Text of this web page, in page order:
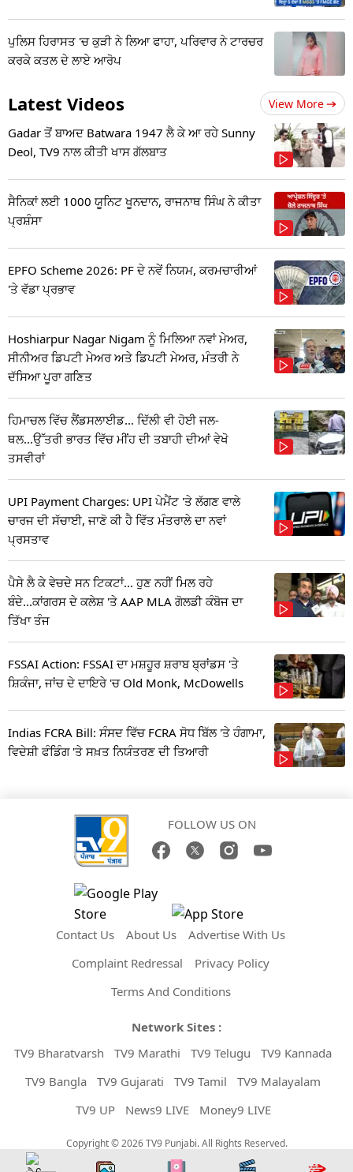
ਪੁਲਿਸ ਹਿਰਾਸਤ 'ਚ ਕੁੜੀ ਨੇ ਲਿਆ ਫਾਹਾ, ਪਰਿਵਾਰ ਨੇ ਟਾਰਚਰ
ਕਰਕੇ ਕਤਲ ਦੇ ਲਾਏ ਆਰੋਪ
Latest Videos View More
Gadar ਤੋਂ ਬਾਅਦ Batwara 1947 ਲੈ ਕੇ ਆ ਰਹੇ Sunny
Deol, TV9 ਨਾਲ ਕੀਤੀ ਖਾਸ ਗੱਲਬਾਤ
ਸੈਨਿਕਾਂ ਲਈ 1000 ਯੂਨਿਟ ਖੂਨਦਾਨ, ਰਾਜਨਾਥ ਸਿੰਘ ਨੇ ਕੀਤਾ
ਪ੍ਰਸ਼ੰਸਾ
EPFO Scheme 2026: PF ਦੇ ਨਵੇਂ ਨਿਯਮ, ਕਰਮਚਾਰੀਆਂ
'ਤੇ ਵੱਡਾ ਪ੍ਰਭਾਵ
Hoshiarpur Nagar Nigam ਨੂੰ ਮਿਲਿਆ ਨਵਾਂ ਮੇਅਰ,
ਸੀਨੀਅਰ ਡਿਪਟੀ ਮੇਅਰ ਅਤੇ ਡਿਪਟੀ ਮੇਅਰ, ਮੰਤਰੀ ਨੇ
ਦੱਸਿਆ ਪੂਰਾ ਗਣਿਤ
ਹਿਮਾਚਲ ਵਿੱਚ ਲੈਂਡਸਲਾਈਡ... ਦਿੱਲੀ ਵੀ ਹੋਈ ਜਲ-
ਥਲ...ਉੱਤਰੀ ਭਾਰਤ ਵਿੱਚ ਮੀਂਹ ਦੀ ਤਬਾਹੀ ਦੀਆਂ ਵੇਖੋ
ਤਸਵੀਰਾਂ
UPI Payment Charges: UPI ਪੇਮੈਂਟ 'ਤੇ ਲੱਗਣ ਵਾਲੇ
ਚਾਰਜ ਦੀ ਸੱਚਾਈ, ਜਾਣੋ ਕੀ ਹੈ ਵਿੱਤ ਮੰਤਰਾਲੇ ਦਾ ਨਵਾਂ
ਪ੍ਰਸਤਾਵ
ਪੈਸੇ ਲੈ ਕੇ ਵੇਚਦੇ ਸਨ ਟਿਕਟਾਂ... ਹੁਣ ਨਹੀਂ ਮਿਲ ਰਹੇ
ਬੰਦੇ...ਕਾਂਗਰਸ ਦੇ ਕਲੇਸ਼ 'ਤੇ AAP MLA ਗੋਲਡੀ ਕੰਬੋਜ ਦਾ
ਤਿੱਖਾ ਤੰਜ
FSSAI Action: FSSAI ਦਾ ਮਸ਼ਹੂਰ ਸ਼ਰਾਬ ਬ੍ਰਾਂਡਸ 'ਤੇ
ਸ਼ਿਕੰਜਾ, ਜਾਂਚ ਦੇ ਦਾਇਰੇ 'ਚ Old Monk, McDowells
Indias FCRA Bill: ਸੰਸਦ ਵਿੱਚ FCRA ਸੋਧ ਬਿੱਲ 'ਤੇ ਹੰਗਾਮਾ,
ਵਿਦੇਸ਼ੀ ਫੰਡਿੰਗ 'ਤੇ ਸਖ਼ਤ ਨਿਯੰਤਰਣ ਦੀ ਤਿਆਰੀ
FOLLOW US ON
Contact Us About Us
Advertise With Us
Complaint Redressal
Privacy Policy
Terms And Conditions
Network Sites :
TV9 Bharatvarsh
TV9 Marathi TV9 Telugu
TV9 Kannada
TV9 Bangla
TV9 Gujarati TV9 Tamil
TV9 Malayalam
TV9 UP
News9 LIVE Money9 LIVE
Copyright © 2026 TV9 Punjabi. All Rights Reserved.